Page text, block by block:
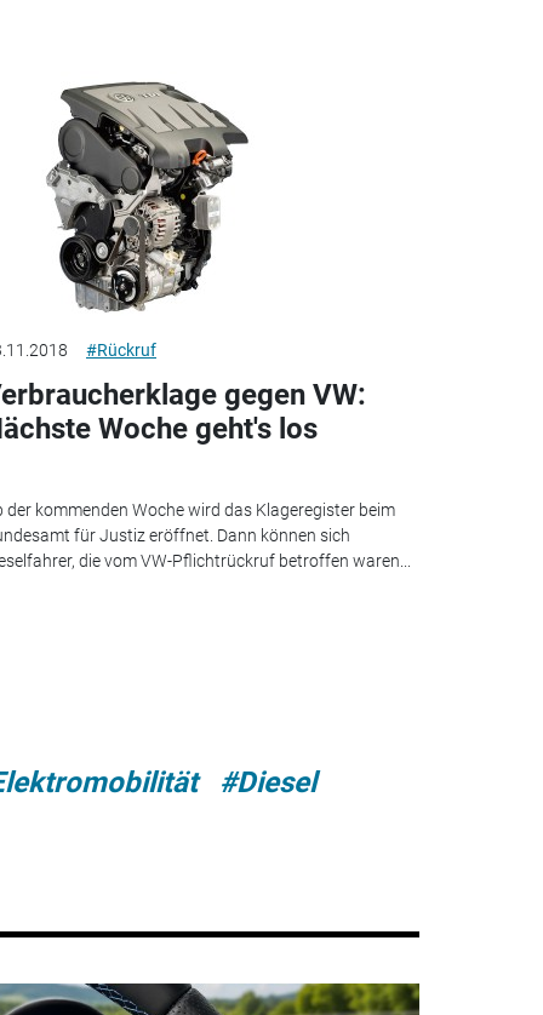
#Rückruf
gegen VW:
Woche geht's los
der kommenden Woche wird das Klageregister beim
für Justiz eröffnet. Dann können sich
die vom VW-Pflichtrückruf betroffen waren...
#Diesel